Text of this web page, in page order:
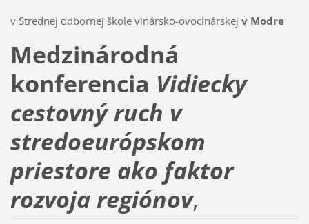
v Strednej odbornej škole vinársko-ovocinárskej v Modre
Medzinárodná
konferencia Vidiecky
cestovný ruch v
stredoeurópskom
priestore ako faktor
rozvoja regiónov,